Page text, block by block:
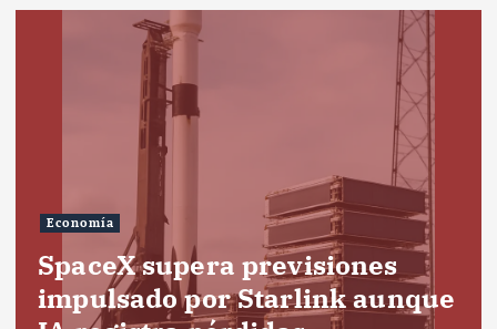
Economía
SpaceX supera previsiones
impulsado por Starlink aunque